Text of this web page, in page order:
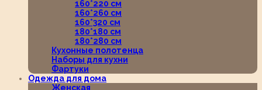
160*220 см
160*260 см
160*320 см
180*180 см
180*280 см
Кухонные полотенца
Наборы для кухни
Фартуки
Одежда для дома
Женская